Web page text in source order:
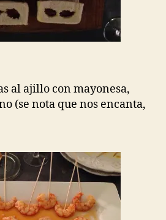
al ajillo con mayonesa,
(se nota que nos encanta,